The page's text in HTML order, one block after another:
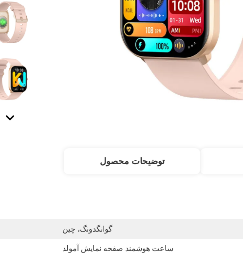
توضیحات محصول
گوانگدونگ، چین
ساعت هوشمند صفحه نمایش آمولد